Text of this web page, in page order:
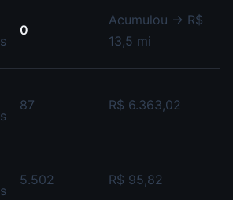
0
Acumulou → R$
13,5 mi
87 R$ 6.363,02
5.502 R$ 95,82